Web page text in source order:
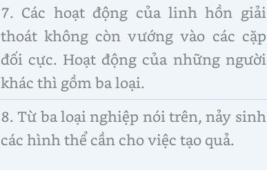
7. Các hoạt động của linh hồn giải
thoát không còn vướng vào các cặp
đối cực. Hoạt động của những người
khác thì gồm ba loại.
8. Từ ba loại nghiệp nói trên, nảy sinh
các hình thể cần cho việc tạo quả.